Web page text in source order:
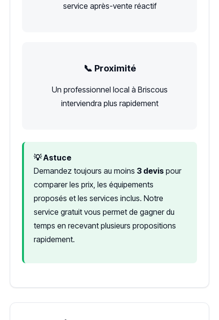
service après-vente réactif
📞 Proximité
Un professionnel local à Briscous
interviendra plus rapidement
💡 Astuce
Demandez toujours au moins 3 devis pour
comparer les prix, les équipements
proposés et les services inclus. Notre
service gratuit vous permet de gagner du
temps en recevant plusieurs propositions
rapidement.